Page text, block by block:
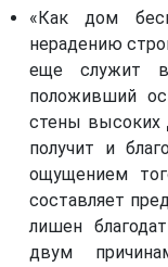
«Как дом
нерадению
еще служит
положивший
стены высоких
получит и
ощущением
составляет
лишен
двум